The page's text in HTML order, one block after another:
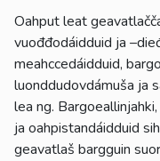
Oahput leat
vuođđodáidduid ja
meahccedáidduid,
luonddudovdámuša ja
lea ng.
ja oahpistandáidduid
geavatlaš bargguin